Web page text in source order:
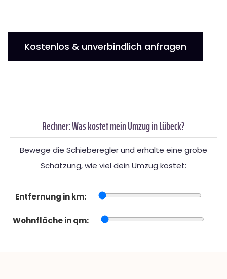
Kostenlos & unverbindlich anfragen
Rechner: Was kostet mein Umzug in Lübeck?
Bewege die Schieberegler und erhalte eine grobe
Schätzung, wie viel dein Umzug kostet:
Entfernung in km:
Wohnfläche in qm: